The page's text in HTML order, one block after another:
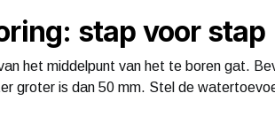
stap voor stap
het middelpunt van het te boren gat.
groter is dan 50 mm. Stel de